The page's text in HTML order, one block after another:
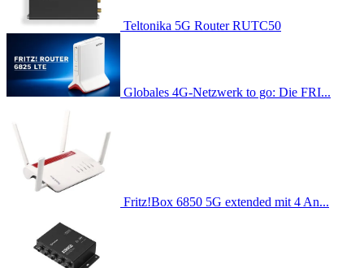
Teltonika 5G Router RUTC50
Globales 4G-Netzwerk to go: Die FRI...
Fritz!Box 6850 5G extended mit 4 An...